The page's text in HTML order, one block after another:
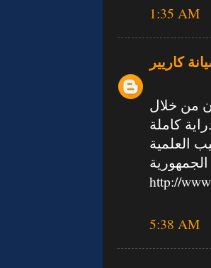
1:35 AM
كاريير
من خلال
كاملة
العلمية
http://
5:38 AM